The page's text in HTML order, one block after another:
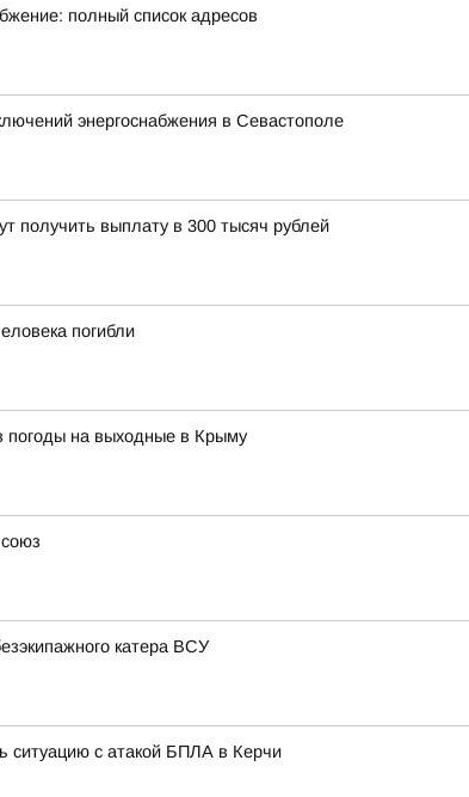
полный список адресов
энергоснабжения в Севастополе
получить выплату в 300 тысяч рублей
погибли
погоды на выходные в Крыму
катера ВСУ
ситуацию с атакой БПЛА в Керчи